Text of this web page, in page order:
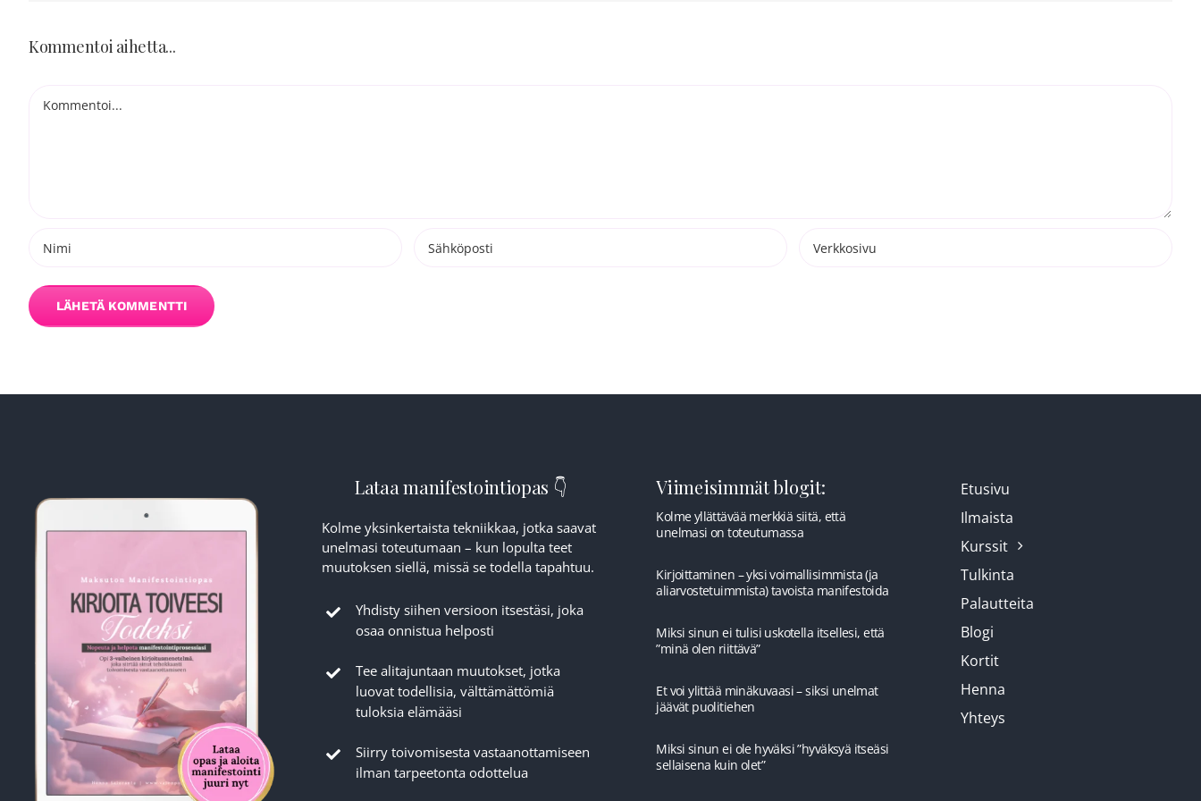
Kommentoi aihetta...
Lataa manifestointiopas 👇
Kolme yksinkertaista tekniikkaa, jotka saavat
unelmasi toteutumaan – kun lopulta teet
muutoksen siellä, missä se todella tapahtuu.
Yhdisty siihen versioon itsestäsi, joka
osaa onnistua helposti
Tee alitajuntaan muutokset, jotka
luovat todellisia, välttämättömiä
tuloksia elämääsi
Siirry toivomisesta vastaanottamiseen
ilman tarpeetonta odottelua
Viimeisimmät blogit:
Kolme yllättävää merkkiä siitä, että
unelmasi on toteutumassa
Kirjoittaminen – yksi voimallisimmista (ja
aliarvostetuimmista) tavoista manifestoida
Miksi sinun ei tulisi uskotella itsellesi, että
”minä olen riittävä”
Et voi ylittää minäkuvaasi – siksi unelmat
jäävät puolitiehen
Miksi sinun ei ole hyväksi ”hyväksyä itseäsi
sellaisena kuin olet”
Etusivu
Ilmaista
Kurssit
Tulkinta
Palautteita
Blogi
Kortit
Henna
Yhteys